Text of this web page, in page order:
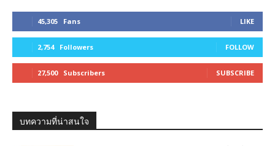
45,305 Fans LIKE
2,754 Followers FOLLOW
27,500 Subscribers SUBSCRIBE
บทความที่น่าสนใจ